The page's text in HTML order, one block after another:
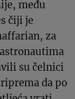
među
čiji je
za
su čelnici
da po